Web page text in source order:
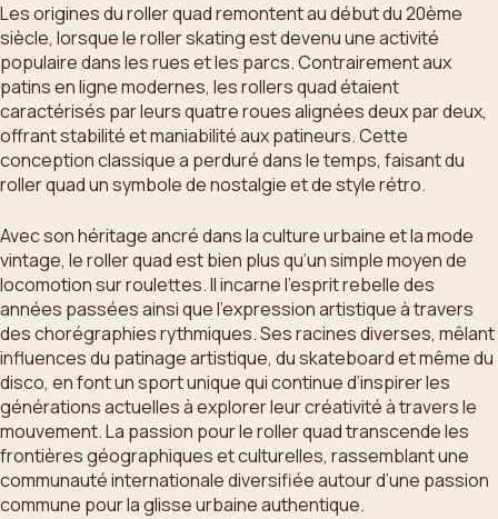
Les origines du roller quad remontent au début du 20ème
siècle, lorsque le roller skating est devenu une activité
populaire dans les rues et les parcs. Contrairement aux
patins en ligne modernes, les rollers quad étaient
caractérisés par leurs quatre roues alignées deux par deux,
offrant stabilité et maniabilité aux patineurs. Cette
conception classique a perduré dans le temps, faisant du
roller quad un symbole de nostalgie et de style rétro.
Avec son héritage ancré dans la culture urbaine et la mode
vintage, le roller quad est bien plus qu’un simple moyen de
locomotion sur roulettes. Il incarne l’esprit rebelle des
années passées ainsi que l’expression artistique à travers
des chorégraphies rythmiques. Ses racines diverses, mêlant
influences du patinage artistique, du skateboard et même du
disco, en font un sport unique qui continue d’inspirer les
générations actuelles à explorer leur créativité à travers le
mouvement. La passion pour le roller quad transcende les
frontières géographiques et culturelles, rassemblant une
communauté internationale diversifiée autour d’une passion
commune pour la glisse urbaine authentique.